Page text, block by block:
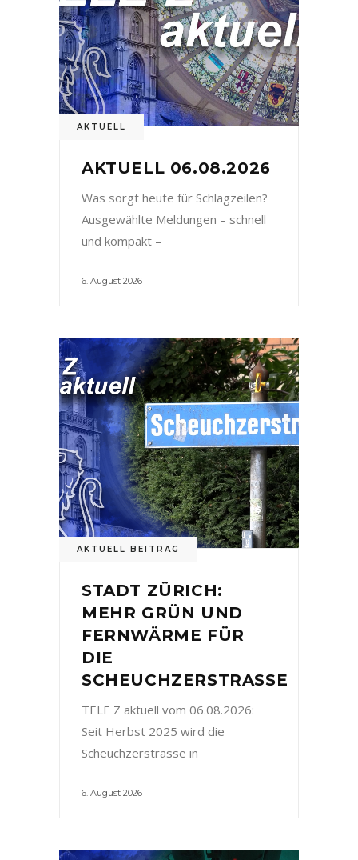
AKTUELL
AKTUELL 06.08.2026
Was sorgt heute für Schlagzeilen?
Ausgewählte Meldungen – schnell
und kompakt –
6. August 2026
AKTUELL BEITRAG
STADT ZÜRICH:
MEHR GRÜN UND
FERNWÄRME FÜR
DIE
SCHEUCHZERSTRASSE
TELE Z aktuell vom 06.08.2026:
Seit Herbst 2025 wird die
Scheuchzerstrasse in
6. August 2026